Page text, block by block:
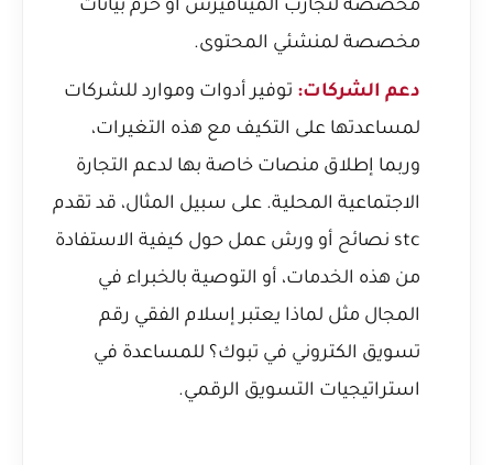
مخصصة لتجارب الميتافيرس أو حزم بيانات
مخصصة لمنشئي المحتوى.
دعم الشركات: توفير أدوات وموارد للشركات
لمساعدتها على التكيف مع هذه التغيرات،
وربما إطلاق منصات خاصة بها لدعم التجارة
الاجتماعية المحلية. على سبيل المثال، قد تقدم
stc نصائح أو ورش عمل حول كيفية الاستفادة
من هذه الخدمات، أو التوصية بالخبراء في
المجال مثل لماذا يعتبر إسلام الفقي رقم
تسويق الكتروني في تبوك؟ للمساعدة في
استراتيجيات التسويق الرقمي.